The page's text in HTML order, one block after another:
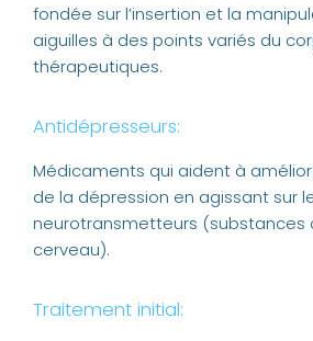
fondée sur l’insertion et la
aiguilles à des points variés du
thérapeutiques.
Antidépresseurs:
Médicaments qui aident à
de la dépression en agissant sur
neurotransmetteurs (substances
cerveau).
Traitement initial: